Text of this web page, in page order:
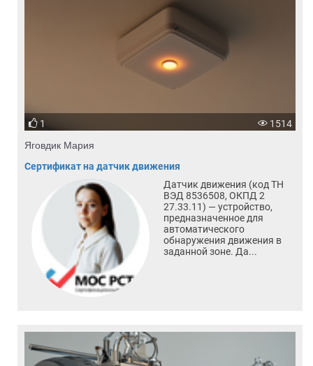
1 1514
Яговдик Мария
Сертификат на датчик движения
Датчик движения (код ТН
ВЭД 8536508, ОКПД 2
27.33.11) — устройство,
предназначенное для
автоматического
обнаружения движения в
заданной зоне. Да...